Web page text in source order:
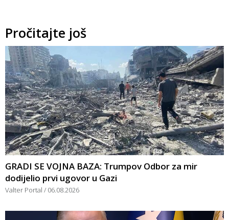
Pročitajte još
GRADI SE VOJNA BAZA: Trumpov Odbor za mir
dodijelio prvi ugovor u Gazi
Valter Portal 06.08.2026